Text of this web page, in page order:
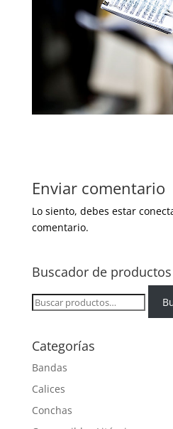
Enviar comentario
Lo siento, debes estar
comentario.
Buscador de productos
Buscar
por:
Categorías
Bandas
Calices
Conchas